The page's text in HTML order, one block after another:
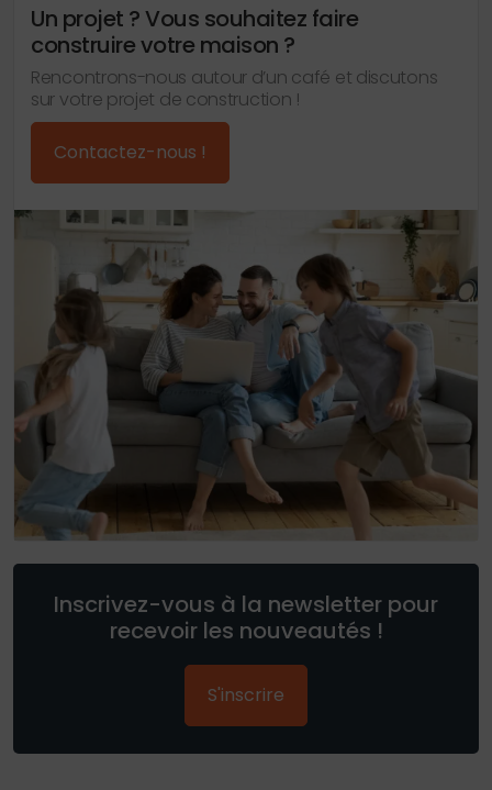
Un projet ? Vous souhaitez faire
construire votre maison ?
Rencontrons-nous autour d’un café et discutons
sur votre projet de construction !
Contactez-nous !
Inscrivez-vous à la newsletter pour
recevoir les nouveautés !
S'inscrire